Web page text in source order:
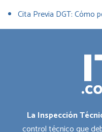
Cita Previa DGT: Cómo
La Inspección
control técnico que